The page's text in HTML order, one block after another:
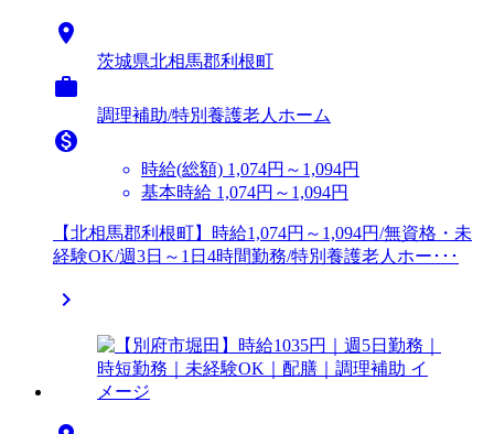

茨城県北相馬郡利根町

調理補助/特別養護老人ホーム

時給(総額) 1,074円～1,094円
基本時給 1,074円～1,094円
【北相馬郡利根町】時給1,074円～1,094円/無資格・未
経験OK/週3日～1日4時間勤務/特別養護老人ホー･･･
